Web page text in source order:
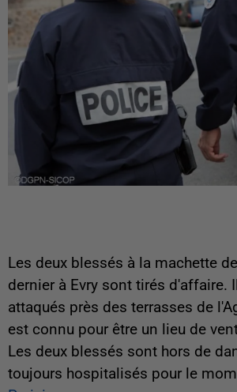
Les deux blessés à la machette
dernier à Evry sont tirés d'affaire.
attaqués près des terrasses de
est connu pour être un lieu de
Les deux blessés sont hors de
toujours hospitalisés pour le